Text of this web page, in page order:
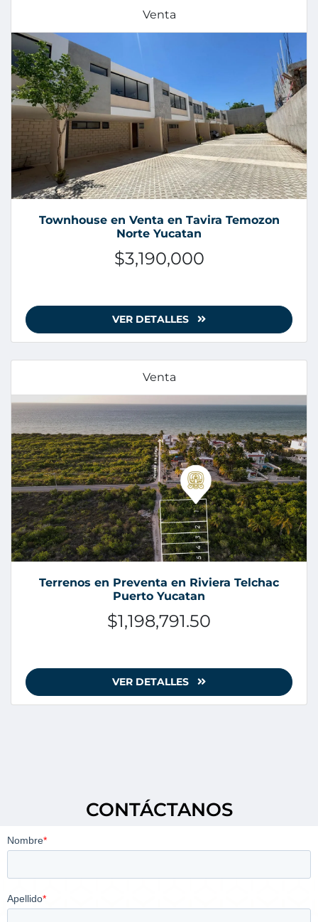
Venta
Townhouse en Venta en Tavira Temozon
Norte Yucatan
$3,190,000
VER DETALLES
Venta
Terrenos en Preventa en Riviera Telchac
Puerto Yucatan
$1,198,791.50
VER DETALLES
CONTÁCTANOS